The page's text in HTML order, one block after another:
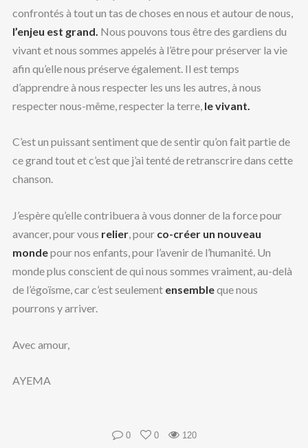
confrontés à tout un tas de choses en nous et autour de nous,
l’enjeu est grand. Nous pouvons tous être des gardiens du
vivant et nous sommes appelés à l’être pour préserver la vie
afin qu’elle nous préserve également. Il est temps
d’apprendre à nous respecter les uns les autres, à nous
respecter nous-même, respecter la terre, le vivant.
C’est un puissant sentiment que de sentir qu’on fait partie de
ce grand tout et c’est que j’ai tenté de retranscrire dans cette
chanson.
J’espère qu’elle contribuera à vous donner de la force pour
avancer, pour vous relier, pour co-créer un nouveau
mondepour nos enfants, pour l’avenir de l’humanité. Un
monde plus conscient de qui nous sommes vraiment, au-delà
de l’égoïsme, car c’est seulement ensembleque nous
pourrons y arriver.
Avec amour,
AYEMA
0 0 120